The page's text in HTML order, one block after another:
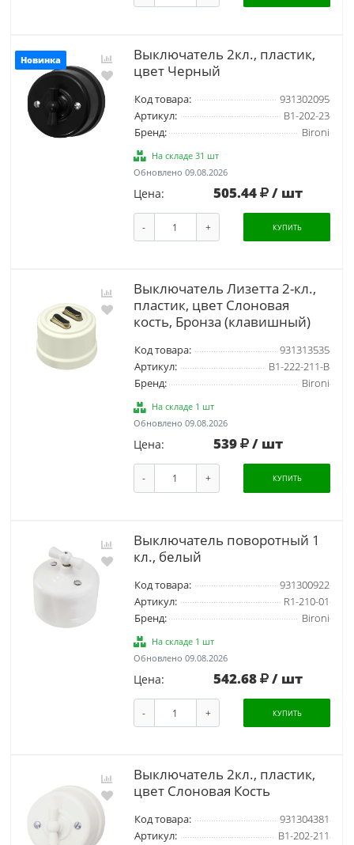
Новинка
Выключатель 2кл., пластик,
цвет Черный
Код товара:
931302095
Артикул:
B1-202-23
Бренд:
Bironi
На складе 31 шт
Обновлено 09.08.2026
Цена: 505.44 / шт
- + КУПИТЬ
Выключатель Лизетта 2-кл.,
пластик, цвет Слоновая
кость, Бронза (клавишный)
Код товара:
931313535
Артикул:
B1-222-211-B
Бренд:
Bironi
На складе 1 шт
Обновлено 09.08.2026
Цена: 539 / шт
- + КУПИТЬ
Выключатель поворотный 1
кл., белый
Код товара:
931300922
Артикул:
R1-210-01
Бренд:
Bironi
На складе 1 шт
Обновлено 09.08.2026
Цена: 542.68 / шт
- + КУПИТЬ
Выключатель 2кл., пластик,
цвет Слоновая Кость
Код товара:
931304381
Артикул:
B1-202-211